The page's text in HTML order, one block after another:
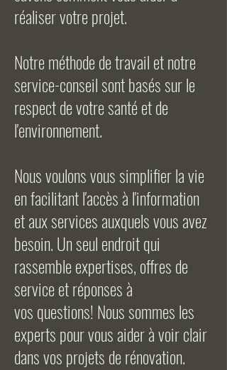
réaliser votre projet.
Notre méthode de travail et notre
service-conseil sont basés sur le
respect de votre santé et de
l'environnement.
Nous voulons vous simplifier la vie
en facilitant l'accès à l'information
et aux services auxquels vous avez
besoin. Un seul endroit qui
rassemble expertises, offres de
service et réponses à
vos questions! Nous sommes les
experts pour vous aider à voir clair
dans vos projets de rénovation.